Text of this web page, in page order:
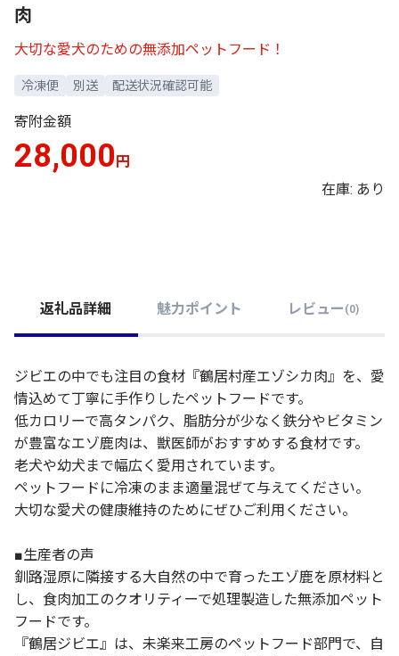
肉
大切な愛犬のための無添加ペットフード！
冷凍便 別送 配送状況確認可能
寄附金額
28,000 円
在庫: あり
返礼品詳細 魅力ポイント レビュー (0)
ジビエの中でも注目の食材『鶴居村産エゾシカ肉』を、愛
情込めて丁寧に手作りしたペットフードです。
低カロリーで高タンパク、脂肪分が少なく鉄分やビタミン
が豊富なエゾ鹿肉は、獣医師がおすすめする食材です。
老犬や幼犬まで幅広く愛用されています。
ペットフードに冷凍のまま適量混ぜて与えてください。
大切な愛犬の健康維持のためにぜひご利用ください。
■生産者の声
釧路湿原に隣接する大自然の中で育ったエゾ鹿を原材料と
し、食肉加工のクオリティーで処理製造した無添加ペット
フードです。
『鶴居ジビエ』は、未楽来工房のペットフード部門で、自